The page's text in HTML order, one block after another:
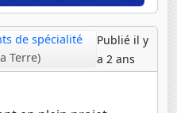
de spécialité
Terre)
Publié il y
a 2 ans